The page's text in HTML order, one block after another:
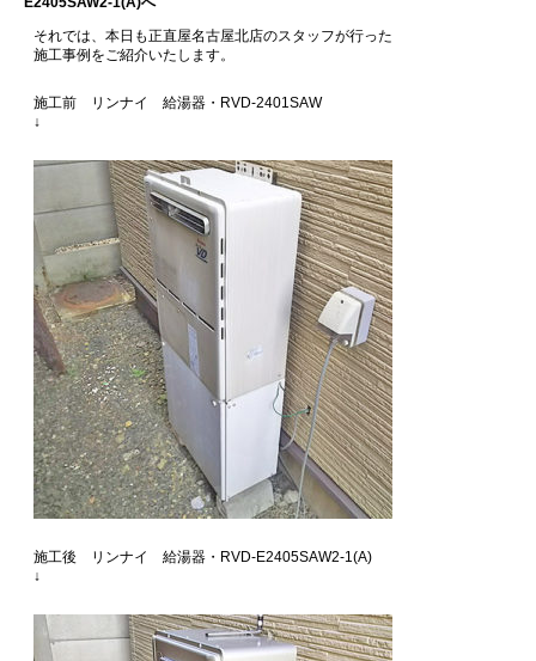
それでは、本日も正直屋名古屋北店のスタッフが行った
施工事例をご紹介いたします。
施工前 リンナイ 給湯器・RVD-2401SAW
↓
施工後 リンナイ 給湯器・RVD-E2405SAW2-1(A)
↓